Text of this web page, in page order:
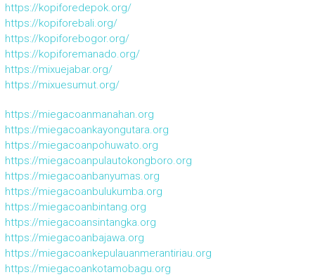
https://kopiforedepok.org/
https://kopiforebali.org/
https://kopiforebogor.org/
https://kopiforemanado.org/
https://mixuejabar.org/
https://mixuesumut.org/
https://miegacoanmanahan.org
https://miegacoankayongutara.org
https://miegacoanpohuwato.org
https://miegacoanpulautokongboro.org
https://miegacoanbanyumas.org
https://miegacoanbulukumba.org
https://miegacoanbintang.org
https://miegacoansintangka.org
https://miegacoanbajawa.org
https://miegacoankepulauanmerantiriau.org
https://miegacoankotamobagu.org